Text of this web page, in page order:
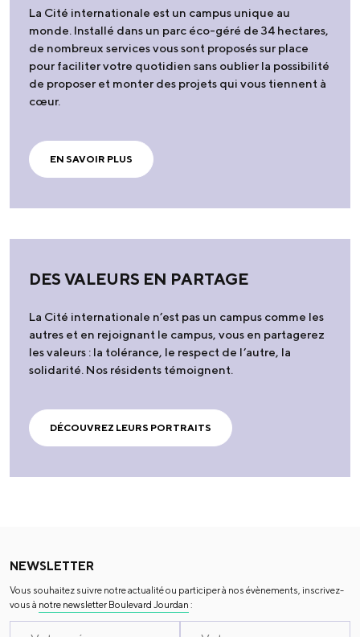
La Cité internationale est un campus unique au
monde. Installé dans un parc éco-géré de 34 hectares,
de nombreux services vous sont proposés sur place
pour faciliter votre quotidien sans oublier la possibilité
de proposer et monter des projets qui vous tiennent à
cœur.
EN SAVOIR PLUS
DES VALEURS EN PARTAGE
La Cité internationale n’est pas un campus comme les
autres et en rejoignant le campus, vous en partagerez
les valeurs : la tolérance, le respect de l’autre, la
solidarité. Nos résidents témoignent.
DÉCOUVREZ LEURS PORTRAITS
NEWSLETTER
Vous souhaitez suivre notre actualité ou participer à nos évènements, inscrivez-
vous à notre newsletter Boulevard Jourdan :